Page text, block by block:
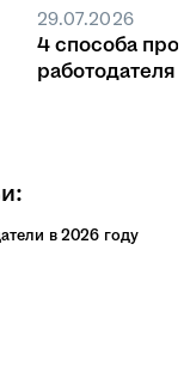
29.07.2026
4 способа
работодателя
в 2026 году